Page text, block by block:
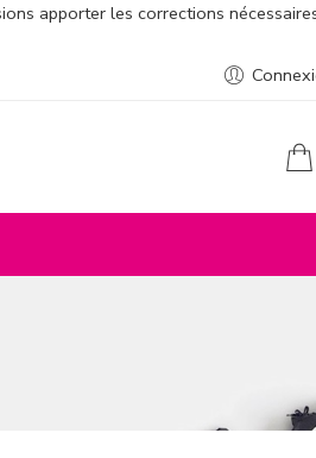
apporter les corrections